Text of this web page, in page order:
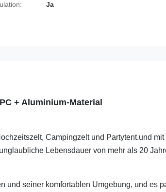
Ja
+ Aluminium-Material
Campingzelt und Partytent.und mit
Lebensdauer von mehr als 20
und seiner komfortablen Umgebung, und es